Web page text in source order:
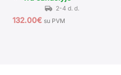
132.00€ su PVM